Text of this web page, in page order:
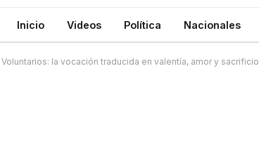
Inicio Videos Política Nacionales
la vocación traducida en valentía, amor y sacrificio